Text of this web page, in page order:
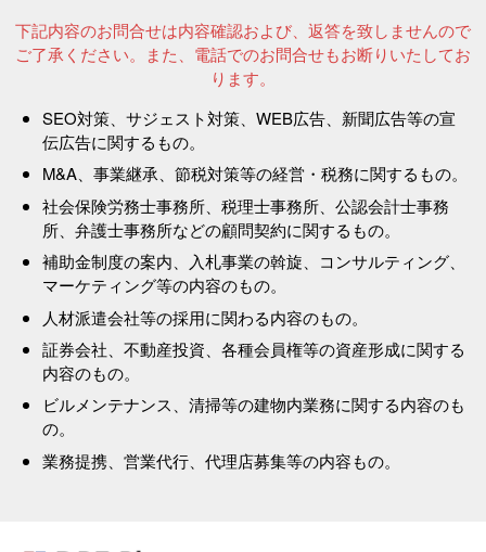
下記内容のお問合せは内容確認および、返答を致しませんので
ご了承ください。また、電話でのお問合せもお断りいたしてお
ります。
SEO対策、サジェスト対策、WEB広告、新聞広告等の宣
伝広告に関するもの。
M&A、事業継承、節税対策等の経営・税務に関するもの。
社会保険労務士事務所、税理士事務所、公認会計士事務
所、弁護士事務所などの顧問契約に関するもの。
補助金制度の案内、入札事業の斡旋、コンサルティング、
マーケティング等の内容のもの。
人材派遣会社等の採用に関わる内容のもの。
証券会社、不動産投資、各種会員権等の資産形成に関する
内容のもの。
ビルメンテナンス、清掃等の建物内業務に関する内容のも
の。
業務提携、営業代行、代理店募集等の内容もの。